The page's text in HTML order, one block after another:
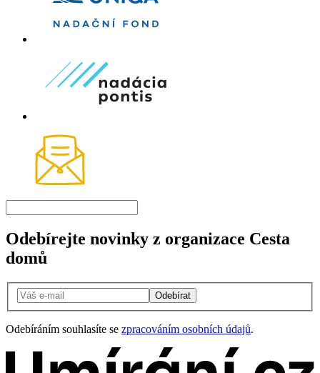
Odebírejte novinky z organizace Cesta
domů
Odebírat
Odebíráním souhlasíte se zpracováním osobních údajů.